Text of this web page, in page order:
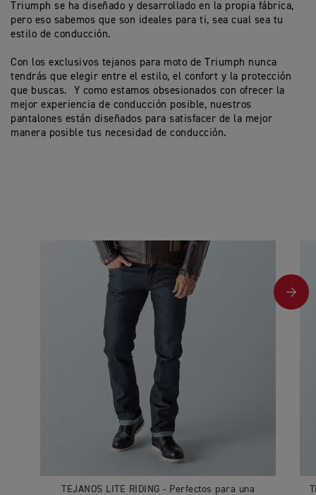
Triumph se ha diseñado y desarrollado en la propia fábrica,
pero eso sabemos que son ideales para ti, sea cual sea tu
estilo de conducción.
Con los exclusivos tejanos para moto de Triumph nunca
tendrás que elegir entre el estilo, el confort y la protección
que buscas. Y como estamos obsesionados con ofrecer la
mejor experiencia de conducción posible, nuestros
pantalones están diseñados para satisfacer de la mejor
manera posible tus necesidad de conducción.
TEJANOS LITE RIDING - Perfectos para una